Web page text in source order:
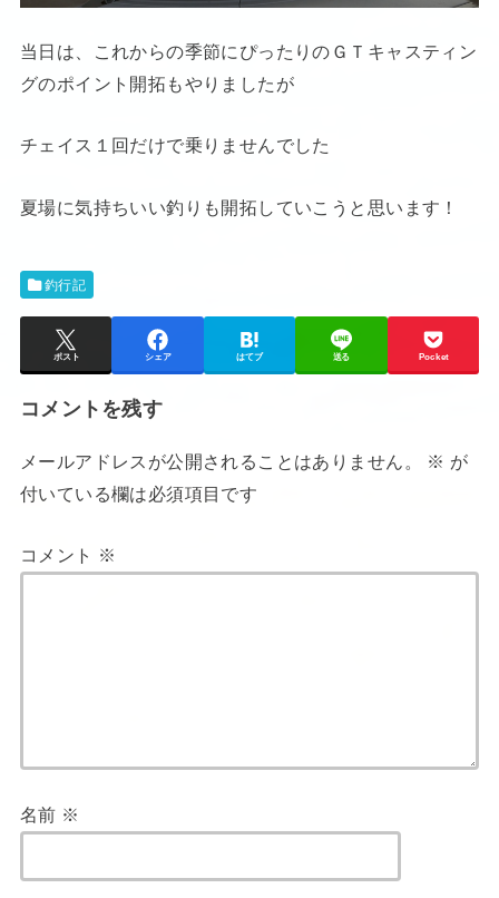
当日は、これからの季節にぴったりのＧＴキャスティン
グのポイント開拓もやりましたが
チェイス１回だけで乗りませんでした
夏場に気持ちいい釣りも開拓していこうと思います！
釣行記
ポスト シェア はてブ 送る Pocket
コメントを残す
メールアドレスが公開されることはありません。 ※ が
付いている欄は必須項目です
コメント ※
名前 ※